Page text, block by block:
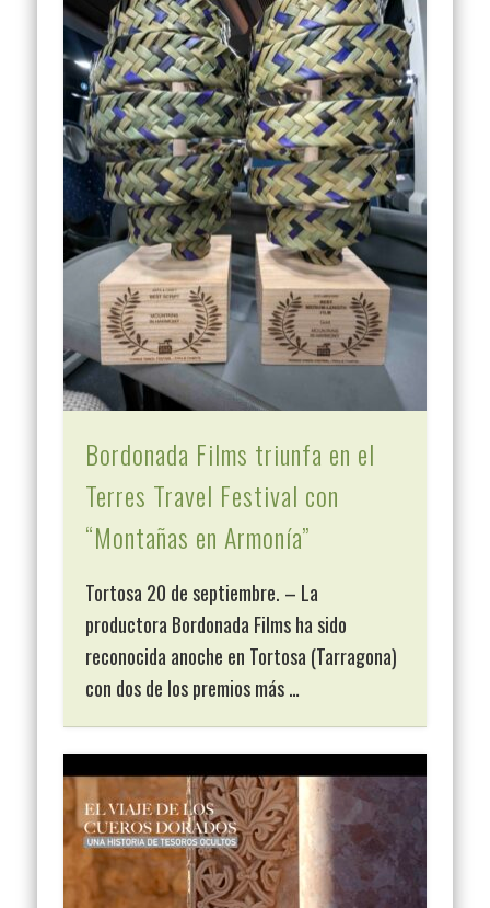
Bordonada Films triunfa en el
Terres Travel Festival con
“Montañas en Armonía”
Tortosa 20 de septiembre. – La
productora Bordonada Films ha sido
reconocida anoche en Tortosa (Tarragona)
con dos de los premios más …